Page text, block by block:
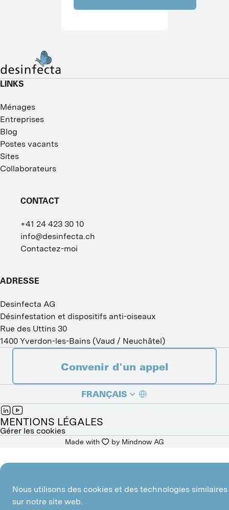
LINKS
Ménages
Entreprises
Blog
Postes vacants
Sites
Collaborateurs
CONTACT
+41 24 423 30 10
info@desinfecta.ch
Contactez-moi
ADRESSE
Desinfecta AG
Désinfestation et dispositifs anti-oiseaux
Rue des Uttins 30
1400 Yverdon-les-Bains (Vaud / Neuchâtel)
Convenir d'un appel
FRANÇAIS
DEUTSCH
ITALIANO
MENTIONS LÉGALES
Gérer les cookies
Made with by Mindnow AG
Nous utilisons des cookies et des technologies similaires
sur notre site web.